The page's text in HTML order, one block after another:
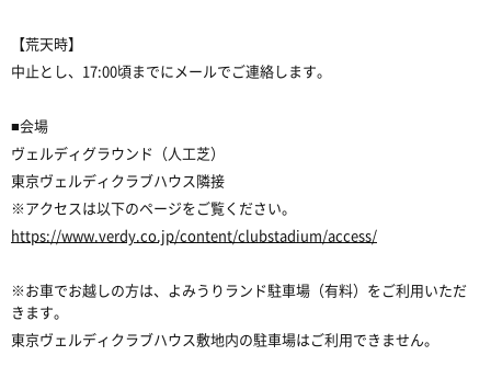
【荒天時】
中止とし、17:00頃までにメールでご連絡します。
■会場
ヴェルディグラウンド（人工芝）
東京ヴェルディクラブハウス隣接
※アクセスは以下のページをご覧ください。
https://www.verdy.co.jp/content/clubstadium/access/
※お車でお越しの方は、よみうりランド駐車場（有料）をご利用いただ
きます。
東京ヴェルディクラブハウス敷地内の駐車場はご利用できません。